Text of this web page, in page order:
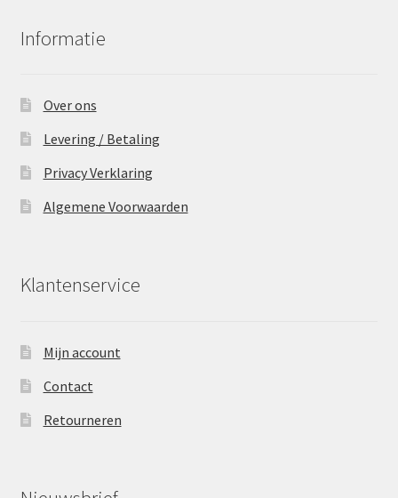
Informatie
Over ons
Levering / Betaling
Privacy Verklaring
Algemene Voorwaarden
Klantenservice
Mijn account
Contact
Retourneren